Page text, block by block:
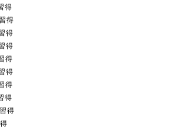
得
得
得
得
得
得
得
得
得